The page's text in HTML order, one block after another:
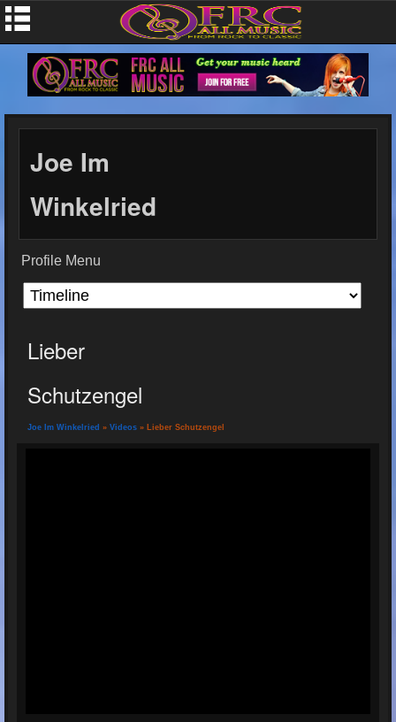
Joe Im
Winkelried
Profile Menu
Lieber
Schutzengel
Joe Im Winkelried » Videos » Lieber Schutzengel